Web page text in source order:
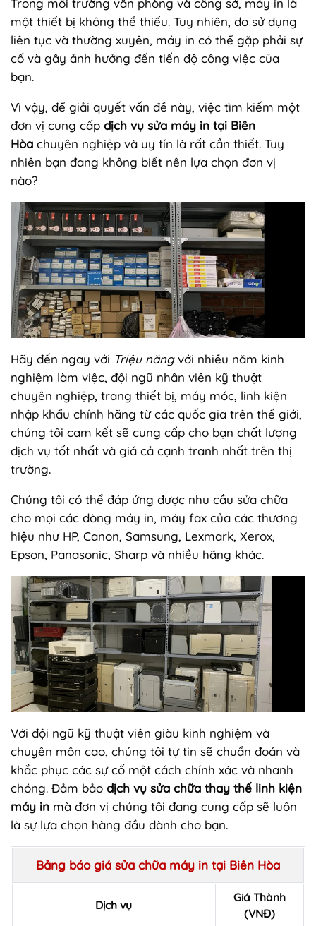
Trong môi trường văn phòng và công sở, máy in là
một thiết bị không thể thiếu. Tuy nhiên, do sử dụng
liên tục và thường xuyên, máy in có thể gặp phải sự
cố và gây ảnh hưởng đến tiến độ công việc của
bạn.
Vì vậy, để giải quyết vấn đề này, việc tìm kiếm một
đơn vị cung cấp dịch vụ sửa máy in tại Biên
Hòa chuyên nghiệp và uy tín là rất cần thiết. Tuy
nhiên bạn đang không biết nên lựa chọn đơn vị
nào?
Hãy đến ngay với Triệu năngvới nhiều năm kinh
nghiệm làm việc, đội ngũ nhân viên kỹ thuật
chuyên nghiệp, trang thiết bị, máy móc, linh kiện
nhập khẩu chính hãng từ các quốc gia trên thế giới,
chúng tôi cam kết sẽ cung cấp cho bạn chất lượng
dịch vụ tốt nhất và giá cả cạnh tranh nhất trên thị
trường.
Chúng tôi có thể đáp ứng được nhu cầu sửa chữa
cho mọi các dòng máy in, máy fax của các thương
hiệu như HP, Canon, Samsung, Lexmark, Xerox,
Epson, Panasonic, Sharp và nhiều hãng khác.
Với đội ngũ kỹ thuật viên giàu kinh nghiệm và
chuyên môn cao, chúng tôi tự tin sẽ chuẩn đoán và
khắc phục các sự cố một cách chính xác và nhanh
chóng. Đảm bảo dịch vụ sửa chữa thay thế linh kiện
máy in mà đơn vị chúng tôi đang cung cấp sẽ luôn
là sự lựa chọn hàng đầu dành cho bạn.
Bảng báo giá sửa chữa máy in tại Biên Hòa
Dịch vụ
Giá Thành
(VNĐ)